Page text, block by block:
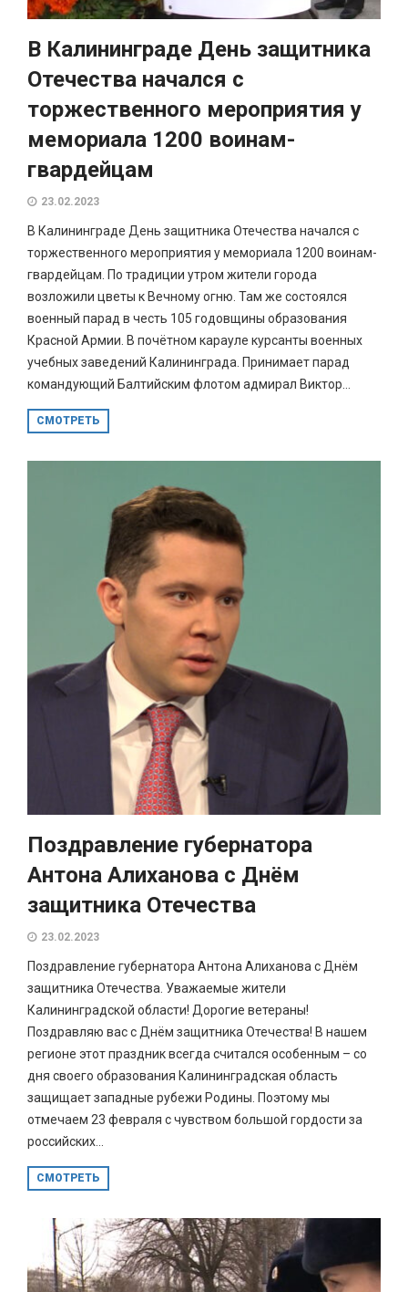
В Калининграде День защитника
Отечества начался с
торжественного мероприятия у
мемориала 1200 воинам-
гвардейцам
23.02.2023
В Калининграде День защитника Отечества начался с
торжественного мероприятия у мемориала 1200 воинам-
гвардейцам. По традиции утром жители города
возложили цветы к Вечному огню. Там же состоялся
военный парад в честь 105 годовщины образования
Красной Армии. В почётном карауле курсанты военных
учебных заведений Калининграда. Принимает парад
командующий Балтийским флотом адмирал Виктор...
СМОТРЕТЬ
Поздравление губернатора
Антона Алиханова с Днём
защитника Отечества
23.02.2023
Поздравление губернатора Антона Алиханова с Днём
защитника Отечества. Уважаемые жители
Калининградской области! Дорогие ветераны!
Поздравляю вас с Днём защитника Отечества! В нашем
регионе этот праздник всегда считался особенным – со
дня своего образования Калининградская область
защищает западные рубежи Родины. Поэтому мы
отмечаем 23 февраля с чувством большой гордости за
российских...
СМОТРЕТЬ